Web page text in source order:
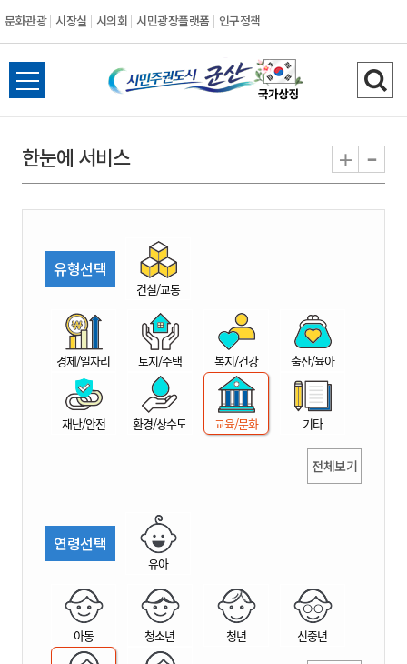
문화관광 시장실 시의회 시민광장플랫폼 인구정책
시
민
권
시
산
전
체
뉴
열
검
색
기
한눈에 서비스 + -
유형선택
건설/교통
경제/일자리 토지/주택 복지/건강 출산/육아
재난/안전 환경/상수도 교육/문화 기타
전체보기
연령선택
유아
아동 청소년 청년 신중년